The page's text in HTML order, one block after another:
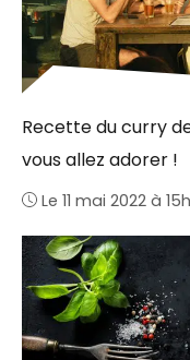
Recette du curry
vous allez adorer !
Le 11 mai 2022 à